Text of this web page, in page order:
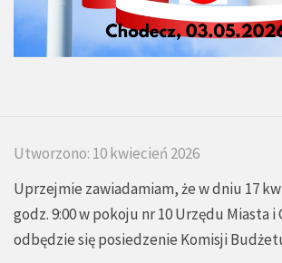
Utworzono: 10 kwiecień 2026
Uprzejmie zawiadamiam, że w dniu 17
godz. 9:00 w pokoju nr 10 Urzędu Miasta i
odbędzie się posiedzenie Komisji